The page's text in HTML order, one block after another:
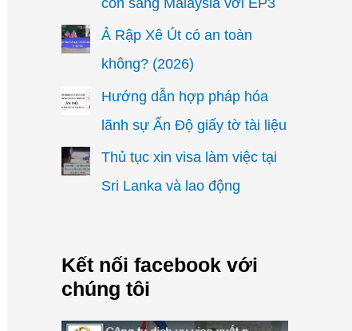
Ả Rập Xê Út có an toàn
không? (2026)
Hướng dẫn hợp pháp hóa
lãnh sự Ấn Độ giấy tờ tài liệu
Thủ tục xin visa làm việc tại
Sri Lanka và lao động
Kết nối facebook với
chúng tôi